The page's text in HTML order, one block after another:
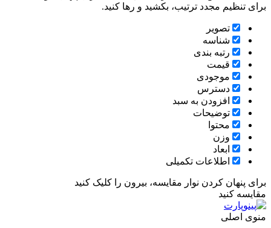
برای تنظیم مجدد ترتیب، بکشید و رها کنید.
تصویر
شناسه
رتبه بندی
قیمت
موجودی
دسترس
افزودن به سبد
توضیحات
محتوا
وزن
ابعاد
اطلاعات تکمیلی
برای پنهان کردن نوار مقایسه، بیرون را کلیک کنید
مقایسه کنید
منوی اصلی